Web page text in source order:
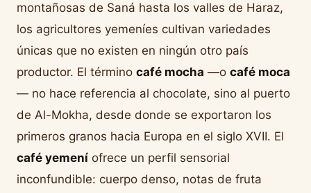
montañosas de Saná hasta los valles de Haraz,
los agricultores yemeníes cultivan variedades
únicas que no existen en ningún otro país
productor. El término café mocha —o café moca
— no hace referencia al chocolate, sino al puerto
de Al-Mokha, desde donde se exportaron los
primeros granos hacia Europa en el siglo XVII. El
café yemení ofrece un perfil sensorial
inconfundible: cuerpo denso, notas de fruta